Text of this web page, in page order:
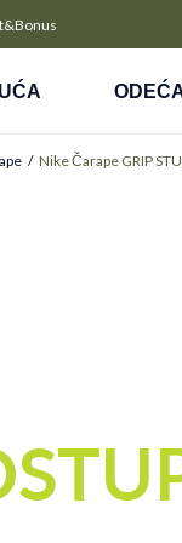
platite na 9 rata
Nike Čarape GRIP